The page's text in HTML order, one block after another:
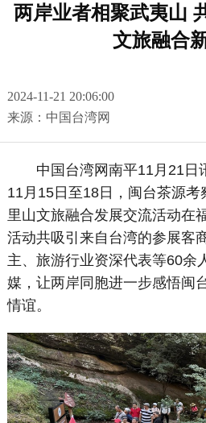
两岸业者相聚武夷山
文旅融合
2024-11-21 20:06:00
来源：中国台湾网
中国台湾网南平11月21日
11月15日至18日，闽台茶源考
里山文旅融合发展交流活动在
活动共吸引来自台湾的参展客
主、旅游行业资深代表等60余
媒，让两岸同胞进一步感悟闽
情谊。